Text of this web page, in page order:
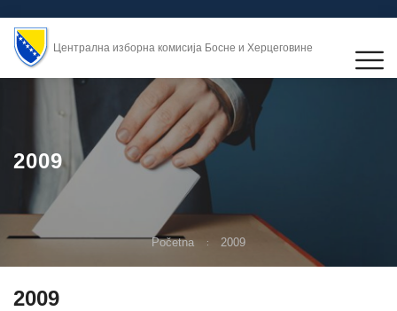
Централна изборна комисија Босне и Херцеговине
2009
Početna 2009
2009